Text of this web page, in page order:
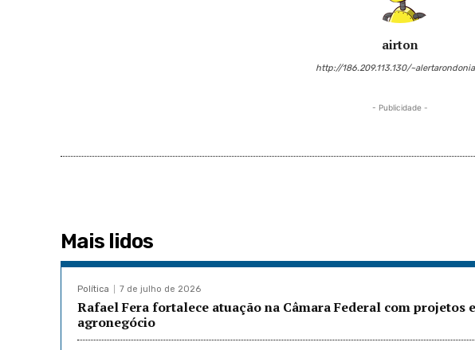
airton
http://186.209.113.130/
- Publicidade -
Mais lidos
Política 7 de julho de 2026
Rafael Fera fortalece atuação na Câmara Federal com projetos
agronegócio